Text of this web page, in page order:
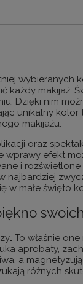
wybieranych
makijaż.
Dzięki nim
unikalny
makijażu.
oraz
efekt
i
najbardziej
w małe święto
. To właśnie
aprobaty,
a
różnych